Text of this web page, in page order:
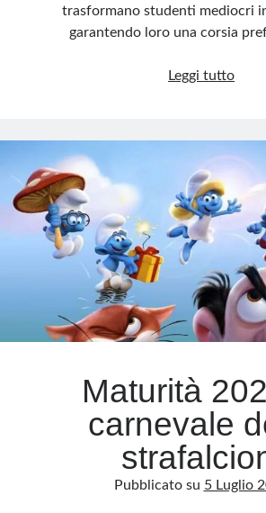
trasformano studenti mediocri
garantendo loro una corsia
Leggi tutto
dai
Maturità
carnevale
Pubblicato su 5 Luglio